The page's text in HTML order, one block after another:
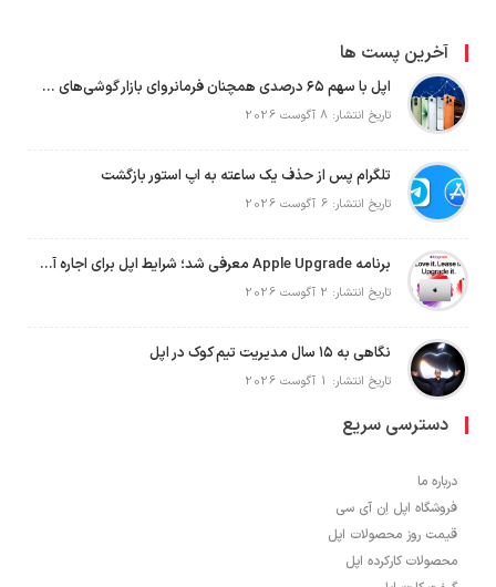
آخرین پست ها
اپل با سهم ۶۵ درصدی همچنان فرمانروای بازار گوشی‌های پریمیوم جهان است
تاریخ انتشار: 8 آگوست 2026
تلگرام پس از حذف یک ساعته به اپ استور بازگشت
تاریخ انتشار: 6 آگوست 2026
برنامه Apple Upgrade معرفی شد؛ شرایط اپل برای اجاره آیفون، آیپد، مک و اپل واچ
تاریخ انتشار: 2 آگوست 2026
نگاهی به ۱۵ سال مدیریت تیم کوک در اپل
تاریخ انتشار: 1 آگوست 2026
دسترسی سریع
درباره ما
فروشگاه اپل اِن آی سی
قیمت روز محصولات اپل
محصولات کارکرده اپل